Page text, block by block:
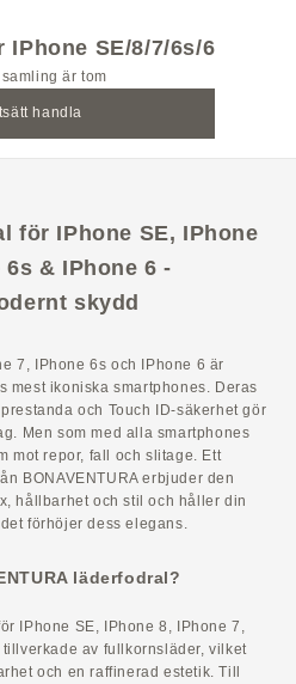
SE/8/7/6s/6
är tom
handla
för IPhone SE, IPhone
& IPhone 6 -
skydd
7, IPhone 6s och IPhone 6 är
mest ikoniska smartphones. Deras
och Touch ID-säkerhet gör
Men som med alla smartphones
mot repor, fall och slitage. Ett
BONAVENTURA erbjuder den
hållbarhet och stil och håller din
förhöjer dess elegans.
läderfodral?
IPhone SE, IPhone 8, IPhone 7,
av fullkornsläder, vilket
och en raffinerad estetik. Till